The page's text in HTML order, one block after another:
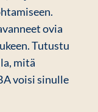
ovia
Tutustu
mitä
voisi sinulle